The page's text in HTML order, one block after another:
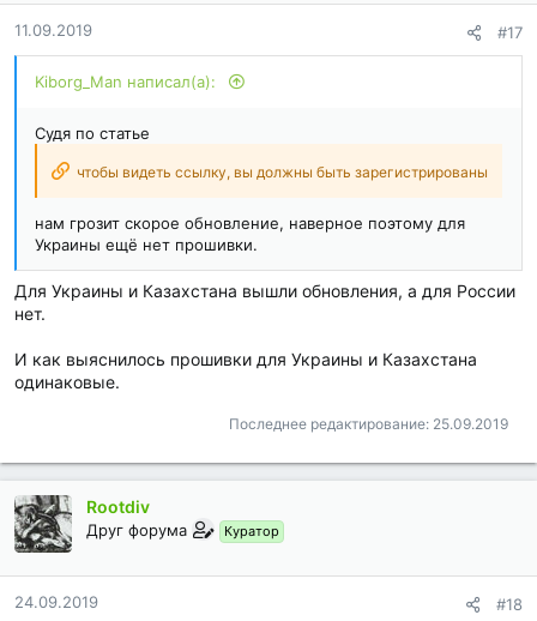
11.09.2019 #17
Kiborg_Man написал(а):
Судя по статье
чтобы видеть ссылку, вы должны быть зарегистрированы
нам грозит скорое обновление, наверное поэтому для
Украины ещё нет прошивки.
Для Украины и Казахстана вышли обновления, а для России
нет.
И как выяснилось прошивки для Украины и Казахстана
одинаковые.
Последнее редактирование: 25.09.2019
Rootdiv
Друг форума Куратор
24.09.2019 #18